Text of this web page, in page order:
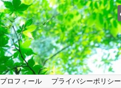
プロフィール プライバシーポリシー